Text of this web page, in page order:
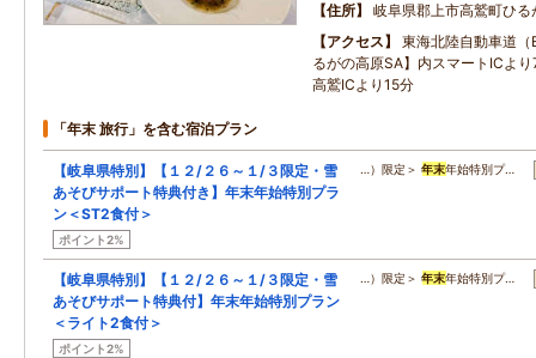
住所
岐阜県郡上市高鷲町ひ
アクセス
東海北陸自動車道
るがの高原SA】内スマートICよ
高鷲ICより15分
「年末 旅行」を含む宿泊プラン
【岐阜県特別】【１２/２６～１/３限定・雪
あそびサポート特典付き】年末年始特別プラ
ン＜ST2食付＞
ポイント2%
…）限定＞年末年始特別プ…
【岐阜県特別】【１２/２６～１/３限定・雪
あそびサポート特典付】年末年始特別プラン
＜ライト2食付＞
ポイント2%
…）限定＞年末年始特別プ…